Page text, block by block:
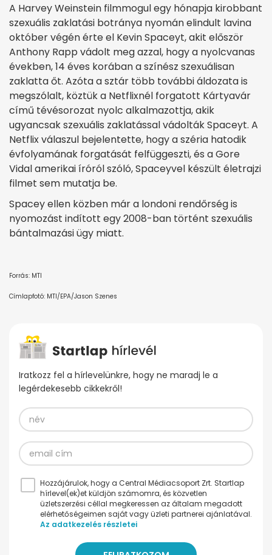
A Harvey Weinstein filmmogul egy hónapja kirobbant
szexuális zaklatási botránya nyomán elindult lavina
október végén érte el Kevin Spaceyt, akit először
Anthony Rapp vádolt meg azzal, hogy a nyolcvanas
években, 14 éves korában a színész szexuálisan
zaklatta őt. Azóta a sztár több további áldozata is
megszólalt, köztük a Netflixnél forgatott Kártyavár
című tévésorozat nyolc alkalmazottja, akik
ugyancsak szexuális zaklatással vádolták Spaceyt. A
Netflix válaszul bejelentette, hogy a széria hatodik
évfolyamának forgatását felfüggeszti, és a Gore
Vidal amerikai íróról szóló, Spaceyvel készült életrajzi
filmet sem mutatja be.
Spacey ellen közben már a londoni rendőrség is
nyomozást indított egy 2008-ban történt szexuális
bántalmazási ügy miatt.
Forrás: MTI
Címlapfotó: MTI/EPA/Jason Szenes
Iratkozz fel a hírlevelünkre, hogy ne maradj le a
legérdekesebb cikkekről!
Hozzájárulok, hogy a Central Médiacsoport Zrt. Startlap
hírlevel(ek)et küldjön számomra, és közvetlen
üzletszerzési céllal megkeressen az általam megadott
elérhetőségeimen saját vagy üzleti partnerei ajánlatával.
Az adatkezelés részletei